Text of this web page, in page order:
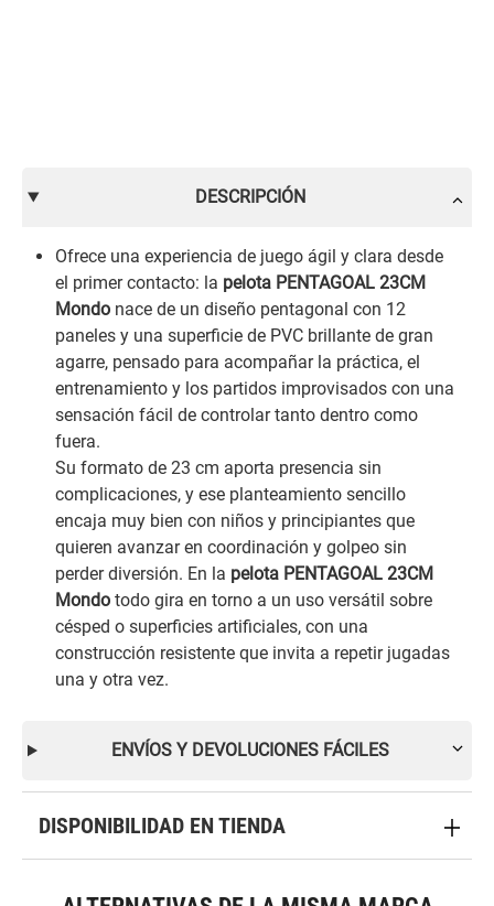
DESCRIPCIÓN
Ofrece una experiencia de juego ágil y clara desde
el primer contacto: la pelota PENTAGOAL 23CM
Mondo nace de un diseño pentagonal con 12
paneles y una superficie de PVC brillante de gran
agarre, pensado para acompañar la práctica, el
entrenamiento y los partidos improvisados con una
sensación fácil de controlar tanto dentro como
fuera.
Su formato de 23 cm aporta presencia sin
complicaciones, y ese planteamiento sencillo
encaja muy bien con niños y principiantes que
quieren avanzar en coordinación y golpeo sin
perder diversión. En la pelota PENTAGOAL 23CM
Mondo todo gira en torno a un uso versátil sobre
césped o superficies artificiales, con una
construcción resistente que invita a repetir jugadas
una y otra vez.
ENVÍOS Y DEVOLUCIONES FÁCILES
DISPONIBILIDAD EN TIENDA